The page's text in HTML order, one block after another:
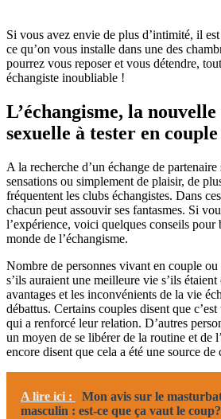
Si vous avez envie de plus d’intimité, il
ce qu’on vous installe dans une des
pourrez vous reposer et vous détendre,
échangiste inoubliable !
L’échangisme, la nouvelle
sexuelle à tester en couple
A la recherche d’un échange de
sensations ou simplement de plaisir, de
fréquentent les clubs échangistes. Dans
chacun peut assouvir ses fantasmes. Si
l’expérience, voici quelques conseils pour
monde de l’échangisme.
Nombre de personnes vivant en couple ou
s’ils auraient une meilleure vie s’ils
avantages et les inconvénients de la vie
débattus. Certains couples disent que
qui a renforcé leur relation. D’autres
un moyen de se libérer de la routine et de
encore disent que cela a été une source
A lire ici :
Mon avis sur le
masculin : est-ce que ça vaut le coup?